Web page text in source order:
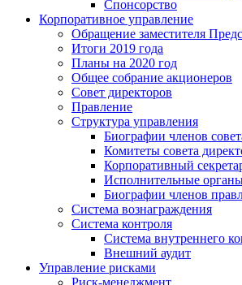
Спонсорство
Корпоративное управление
Обращение заместителя
Итоги 2019 года
Планы на 2020 год
Общее собрание акционеров
Совет директоров
Правление
Структура управления
Биографии членов
Комитеты совета
Корпоративный
Исполнительные
Биографии членов
Система вознаграждения
Система контроля
Система внутреннего
Внешний аудит
Управление рисками
Риск-менеджмент